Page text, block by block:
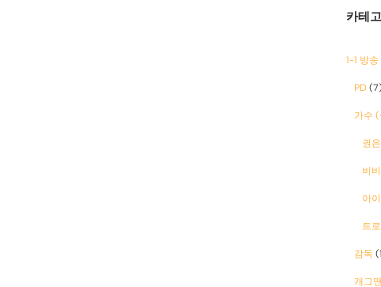
카테
1-1 방송
PD
가수
권은
비
아
트
감독
개그맨